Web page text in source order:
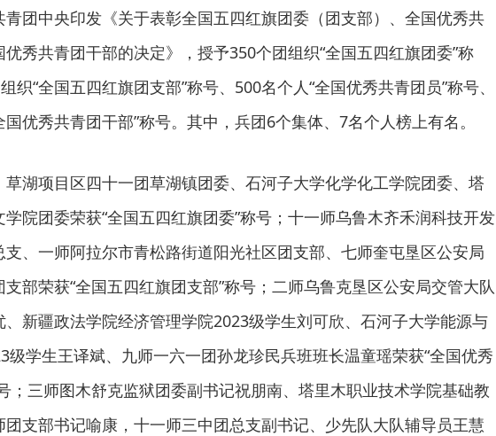
青团中央印发《关于表彰全国五四红旗团委（团支部）、全国优秀共
秀共青团干部的决定》，授予350个团组织“全国五四红旗团委”称
织“全国五四红旗团支部”称号、500名个人“全国优秀共青团员”称号、
国优秀共青团干部”称号。其中，兵团6个集体、7名个人榜上有名。
草湖项目区四十一团草湖镇团委、石河子大学化学化工学院团委、塔
学院团委荣获“全国五四红旗团委”称号；十一师乌鲁木齐禾润科技开发
支、一师阿拉尔市青松路街道阳光社区团支部、七师奎屯垦区公安局
部荣获“全国五四红旗团支部”称号；二师乌鲁克垦区公安局交管大队
、新疆政法学院经济管理学院2023级学生刘可欣、石河子大学能源与
级学生王译斌、九师一六一团孙龙珍民兵班班长温童瑶荣获“全国优秀
；三师图木舒克监狱团委副书记祝朋南、塔里木职业技术学院基础教
团支部书记喻康，十一师三中团总支副书记、少先队大队辅导员王慧